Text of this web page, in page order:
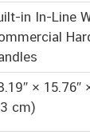
in In-Line
× 15.76″
cm)